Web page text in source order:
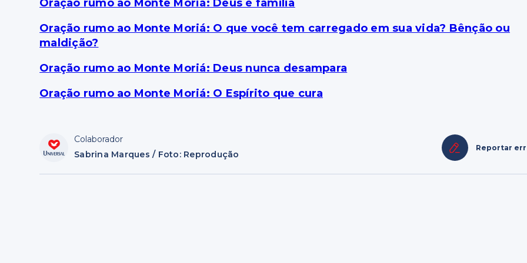
Oração rumo ao Monte Moriá: Deus é família
Oração rumo ao Monte Moriá: O que você tem carregado em sua vida? Bênção ou
maldição?
Oração rumo ao Monte Moriá: Deus nunca desampara
Oração rumo ao Monte Moriá: O Espírito que cura
Colaborador
Sabrina Marques / Foto: Reprodução
Reportar